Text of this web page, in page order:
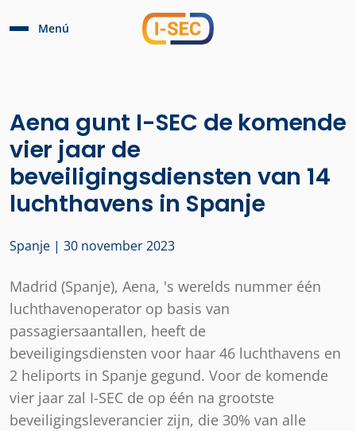
Menú
Aena gunt I-SEC de komende
vier jaar de
beveiligingsdiensten van 14
luchthavens in Spanje
Spanje | 30 november 2023
Madrid (Spanje), Aena, 's werelds nummer één
luchthavenoperator op basis van
passagiersaantallen, heeft de
beveiligingsdiensten voor haar 46 luchthavens en
2 heliports in Spanje gegund. Voor de komende
vier jaar zal I-SEC de op één na grootste
beveiligingsleverancier zijn, die 30% van alle